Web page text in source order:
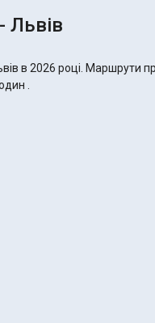
Львів
в 2026 році. Маршрути
.